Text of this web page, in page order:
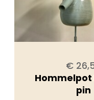
€
Hommelpot
pin